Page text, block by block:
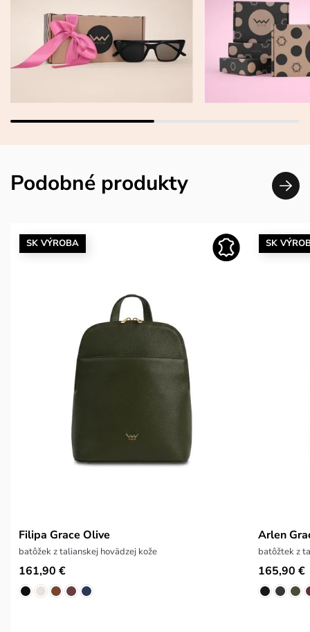
Podobné produkty
SK VÝROBA
Filipa Grace Olive
batôžek z talianskej hovädzej kože
161,90 €
SK
Arlen
batôžtek z
165,90 €